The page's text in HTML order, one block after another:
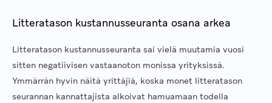
Litteratason kustannusseuranta osana arkea
Litteratason kustannusseuranta sai vielä muutamia vuosi
sitten negatiivisen vastaanoton monissa yrityksissä.
Ymmärrän hyvin näitä yrittäjiä, koska monet litteratason
seurannan kannattajista alkoivat hamuamaan todella